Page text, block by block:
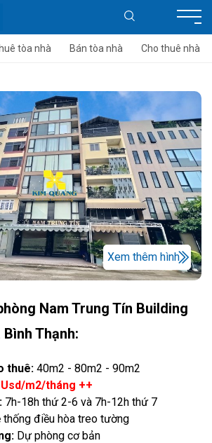
tòa nhà Bán tòa nhà Cho thuê nhà
Xem thêm hình
Nam Trung Tín Building
Bình Thạnh:
thuê: 40m2 - 80m2 - 90m2
m2/tháng ++
7h-18h thứ 2-6 và 7h-12h thứ 7
thống điều hòa treo tường
Dự phòng cơ bản